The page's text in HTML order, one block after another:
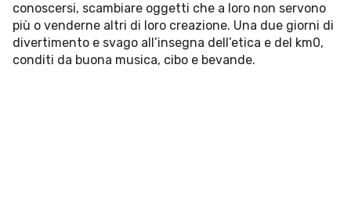
Settore cultura
Settore turismo
Settore arte, artigianato
conoscersi, scambiare oggetti che a loro non servono
più o venderne altri di loro creazione. Una due giorni di
divertimento e svago all’insegna dell’etica e del km0,
conditi da buona musica, cibo e bevande.